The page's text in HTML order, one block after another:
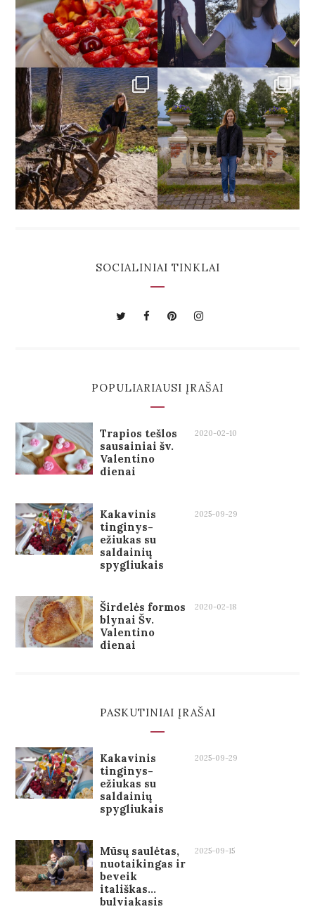
SOCIALINIAI TINKLAI
POPULIARIAUSI ĮRAŠAI
Trapios tešlos
sausainiai šv.
Valentino
dienai
2020-02-10
Kakavinis
tinginys-
ežiukas su
saldainių
spygliukais
2025-09-29
Širdelės formos
blynai Šv.
Valentino
dienai
2020-02-18
PASKUTINIAI ĮRAŠAI
Kakavinis
tinginys-
ežiukas su
saldainių
spygliukais
2025-09-29
Mūsų saulėtas,
nuotaikingas ir
beveik
itališkas…
bulviakasis
2025-09-15